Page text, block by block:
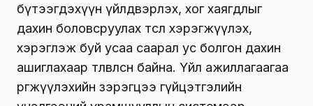
бүтээгдэхүүн үйлдвэрлэх, хог хаягдлыг
дахин боловсруулах төсөл хэрэгжүүлэх,
хэрэглэж буй усаа саарал ус болгон дахин
ашиглахаар төлөвлөсөн байна. Үйл ажиллагаагаа
өргөжүүлэхийн зэрэгцээ гүйцэтгэлийн